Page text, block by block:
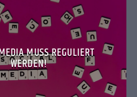
MUSS REGULIERT
WERDEN!